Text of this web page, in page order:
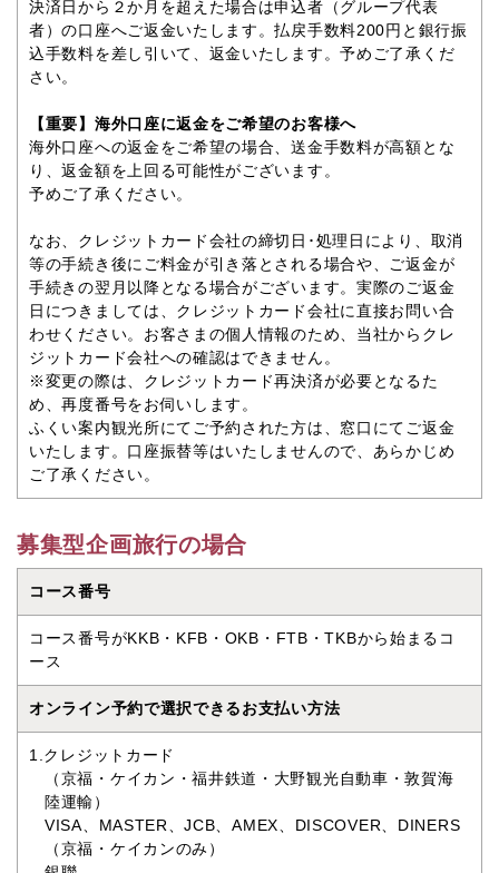
決済日から２か月を超えた場合は申込者（グループ代表
者）の口座へご返金いたします。払戻手数料200円と銀行振
込手数料を差し引いて、返金いたします。予めご了承くだ
さい。
【重要】海外口座に返金をご希望のお客様へ
海外口座への返金をご希望の場合、送金手数料が高額とな
り、返金額を上回る可能性がございます。
予めご了承ください。
なお、クレジットカード会社の締切日･処理日により、取消
等の手続き後にご料金が引き落とされる場合や、ご返金が
手続きの翌月以降となる場合がございます。実際のご返金
日につきましては、クレジットカード会社に直接お問い合
わせください。お客さまの個人情報のため、当社からクレ
ジットカード会社への確認はできません。
※変更の際は、クレジットカード再決済が必要となるた
め、再度番号をお伺いします。
ふくい案内観光所にてご予約された方は、窓口にてご返金
いたします。口座振替等はいたしませんので、あらかじめ
ご了承ください。
募集型企画旅行の場合
コース番号
コース番号がKKB・KFB・OKB・FTB・TKBから始まるコ
ース
オンライン予約で選択できるお支払い方法
1.クレジットカード
（京福・ケイカン・福井鉄道・大野観光自動車・敦賀海
陸運輸）
VISA、MASTER、JCB、AMEX、DISCOVER、DINERS
（京福・ケイカンのみ）